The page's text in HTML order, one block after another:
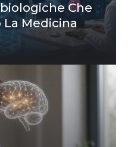
Che
Medicina